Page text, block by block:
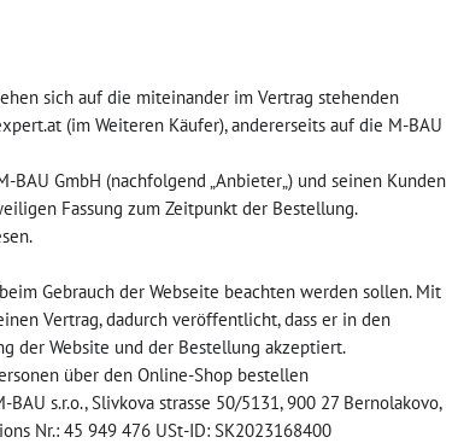
sich auf die miteinander im Vertrag stehenden
(im Weiteren Käufer), andererseits auf die M-BAU
GmbH (nachfolgend „Anbieter„) und seinen Kunden
Fassung zum Zeitpunkt der Bestellung.
Gebrauch der Webseite beachten werden sollen. Mit
Vertrag, dadurch veröffentlicht, dass er in den
der Website und der Bestellung akzeptiert.
über den Online-Shop bestellen
s.r.o., Slivkova strasse 50/5131, 900 27 Bernolakovo,
Nr.: 45 949 476 USt-ID: SK2023168400